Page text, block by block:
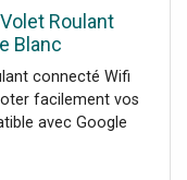
la version WIFI ne
Zigbee. Veuillez
une passerelle
Roulant
Blanc
connecté Wifi
facilement vos
avec Google
Caractéristiques